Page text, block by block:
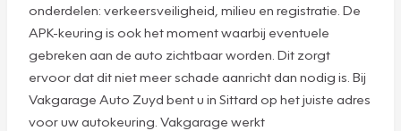
onderdelen: verkeersveiligheid, milieu en registratie. De
APK-keuring is ook het moment waarbij eventuele
gebreken aan de auto zichtbaar worden. Dit zorgt
ervoor dat dit niet meer schade aanricht dan nodig is. Bij
Vakgarage Auto Zuyd bent u in Sittard op het juiste adres
voor uw autokeuring. Vakgarage werkt